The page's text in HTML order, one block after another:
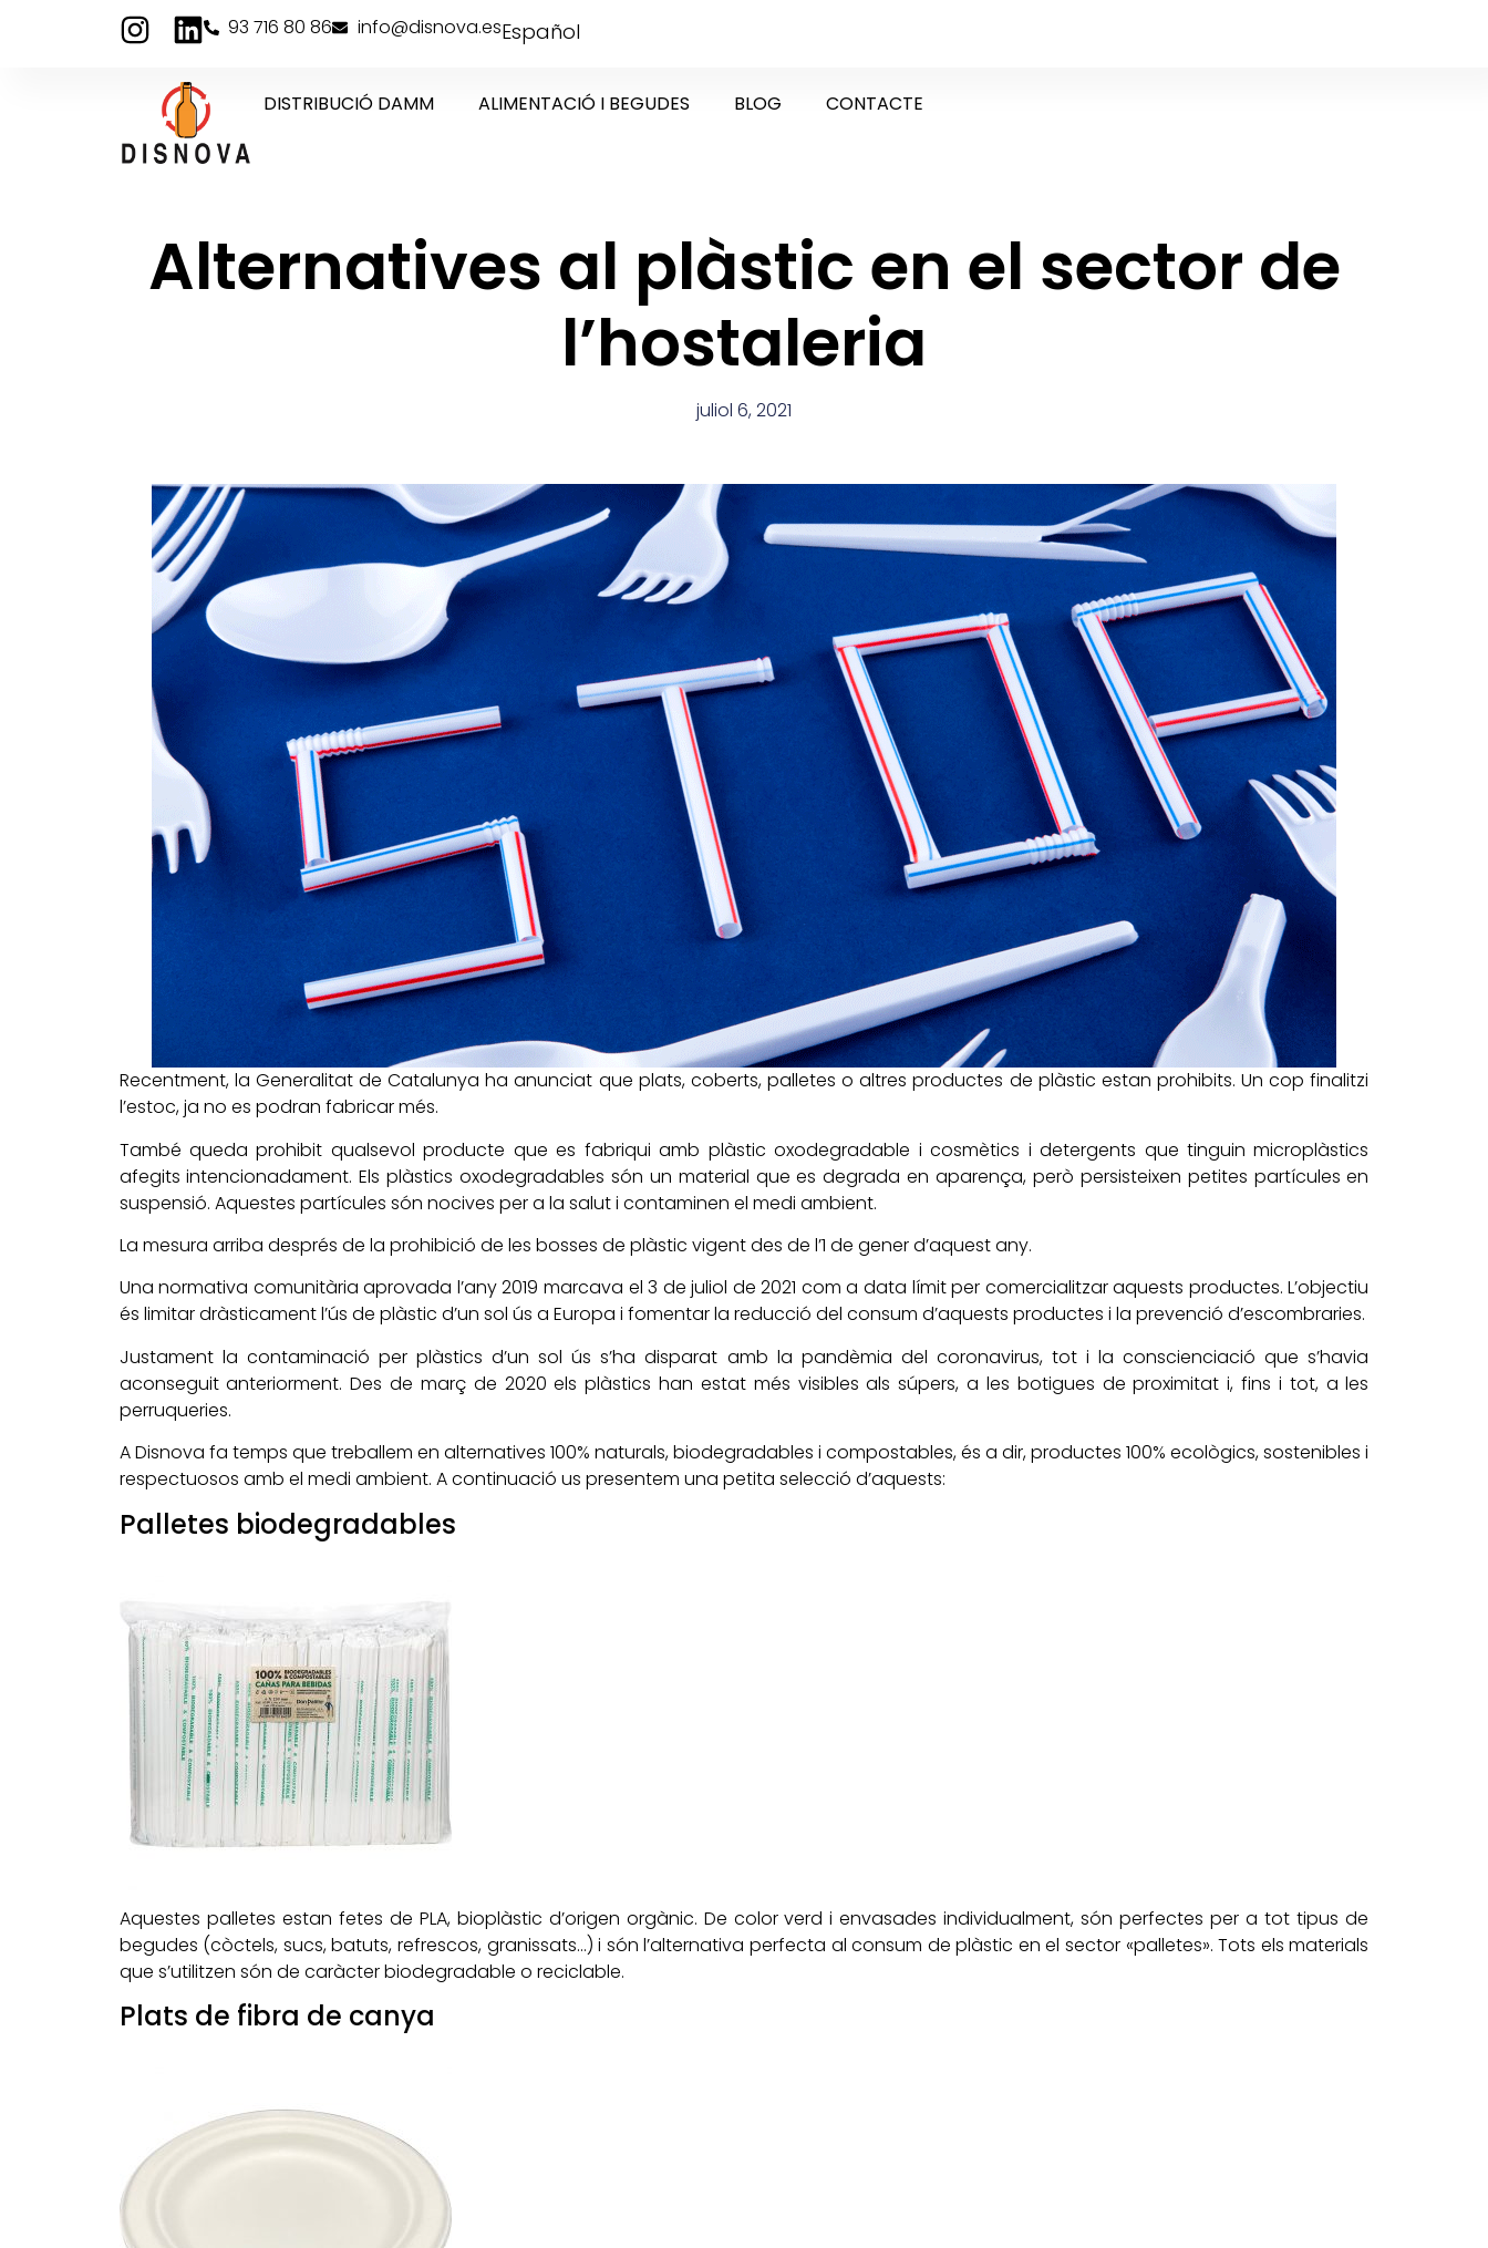
93 716 80 86 info@disnova.esEspañol
DISTRIBUCIÓ DAMM ALIMENTACIÓ I BEGUDES BLOG CONTACTE
Alternatives al plàstic en el sector de
l’hostaleria
juliol 6, 2021
Recentment, la Generalitat de Catalunya ha anunciat que plats, coberts, palletes o altres productes de plàstic estan prohibits. Un cop finalitzi
l’estoc, ja no es podran fabricar més.
També queda prohibit qualsevol producte que es fabriqui amb plàstic oxodegradable i cosmètics i detergents que tinguin microplàstics
afegits intencionadament. Els plàstics oxodegradables són un material que es degrada en aparença, però persisteixen petites partícules en
suspensió. Aquestes partícules són nocives per a la salut i contaminen el medi ambient.
La mesura arriba després de la prohibició de les bosses de plàstic vigent des de l’1 de gener d’aquest any.
Una normativa comunitària aprovada l’any 2019 marcava el 3 de juliol de 2021 com a data límit per comercialitzar aquests productes. L’objectiu
és limitar dràsticament l’ús de plàstic d’un sol ús a Europa i fomentar la reducció del consum d’aquests productes i la prevenció d’escombraries.
Justament la contaminació per plàstics d’un sol ús s’ha disparat amb la pandèmia del coronavirus, tot i la conscienciació que s’havia
aconseguit anteriorment. Des de març de 2020 els plàstics han estat més visibles als súpers, a les botigues de proximitat i, fins i tot, a les
perruqueries.
A Disnova fa temps que treballem en alternatives 100% naturals, biodegradables i compostables, és a dir, productes 100% ecològics, sostenibles i
respectuosos amb el medi ambient. A continuació us presentem una petita selecció d’aquests:
Palletes biodegradables
Aquestes palletes estan fetes de PLA, bioplàstic d’origen orgànic. De color verd i envasades individualment, són perfectes per a tot tipus de
begudes (còctels, sucs, batuts, refrescos, granissats…) i són l’alternativa perfecta al consum de plàstic en el sector «palletes». Tots els materials
que s’utilitzen són de caràcter biodegradable o reciclable.
Plats de fibra de canya